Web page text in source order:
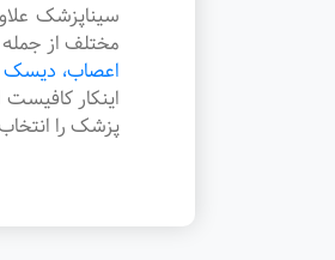
سیناپزشک
مختلف از
اعصاب،
اینکار
پزشک را